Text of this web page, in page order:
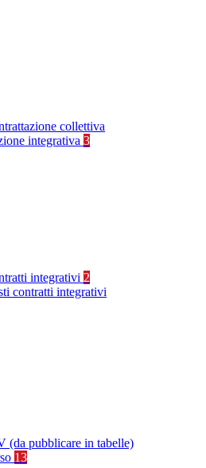
collettiva
integrativa 3
integrativi 2
contratti integrativi
(da pubblicare in tabelle)
13